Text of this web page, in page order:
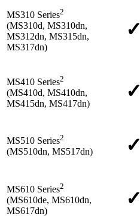
MS310 Series2
(MS310d, MS310dn,
MS312dn, MS315dn,
MS317dn)
✓
MS410 Series2
(MS410d, MS410dn,
MS415dn, MS417dn)
✓
MS510 Series2
(MS510dn, MS517dn) ✓
MS610 Series2
(MS610de, MS610dn,
MS617dn)
✓